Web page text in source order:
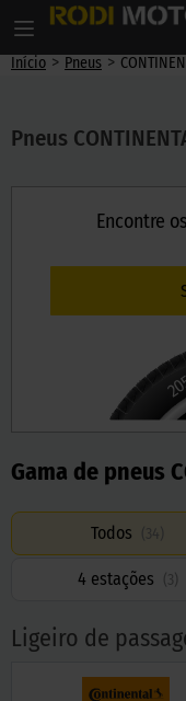
Início > Pneus >
Pneus
Encontre
Gama de pneus
Todos
4 estações 3)
Ligeiro de